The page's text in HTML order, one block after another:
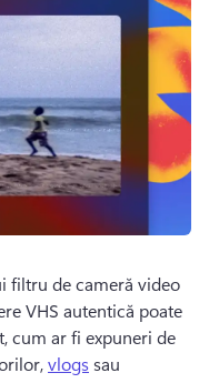
filtru de cameră video
VHS autentică poate
cum ar fi expuneri de
vlogs sau